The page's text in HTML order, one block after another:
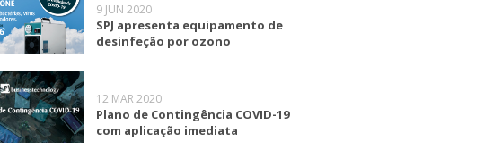
9 JUN 2020
SPJ apresenta equipamento de
desinfeção por ozono
12 MAR 2020
Plano de Contingência COVID-19
com aplicação imediata